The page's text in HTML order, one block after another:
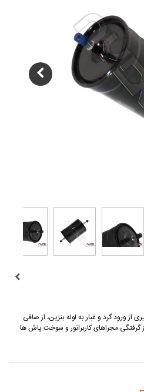
ورود گرد و غبار به لوله بنزین، از صافی
مجراهای کاربراتور و سوخت پاش ها